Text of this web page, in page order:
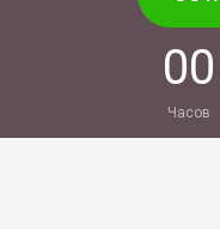
00
Часов